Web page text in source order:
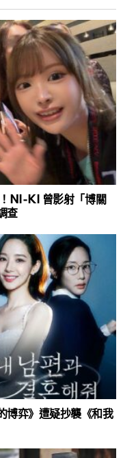
NI-KI 曾影射「博關
查
博弈》遭疑抄襲《和我